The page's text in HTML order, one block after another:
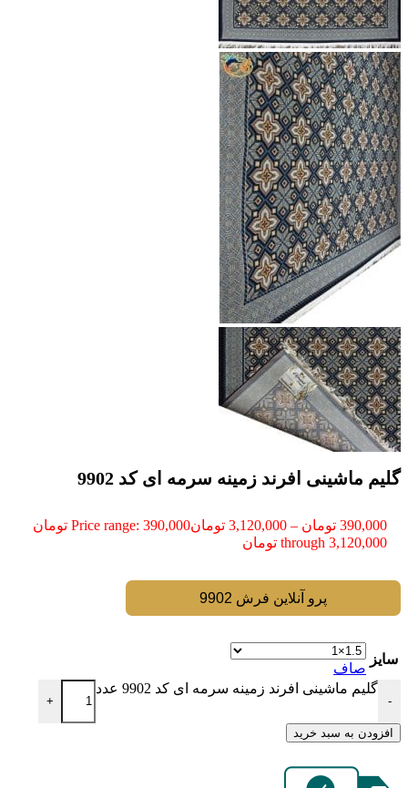
گلیم ماشینی افرند زمینه سرمه ای کد 9902
390,000 تومان –
3,120,000 تومان
Price range: 390,000 تومان
through 3,120,000 تومان
پرو آنلاین فرش 9902
سایز
صاف
-
گلیم ماشینی افرند زمینه سرمه ای کد 9902 عدد
+
افزودن به سبد خرید